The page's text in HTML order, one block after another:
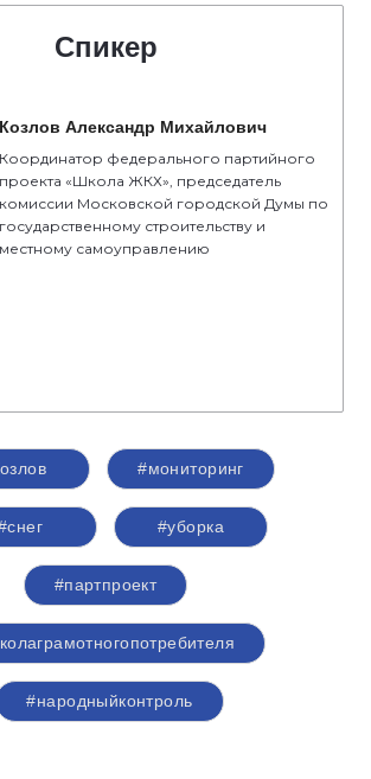
Спикер
Козлов Александр Михайлович
Координатор федерального партийного
проекта «Школа ЖКХ», председатель
комиссии Московской городской Думы по
государственному строительству и
местному самоуправлению
#мониторинг
#уборка
#партпроект
#народныйконтроль